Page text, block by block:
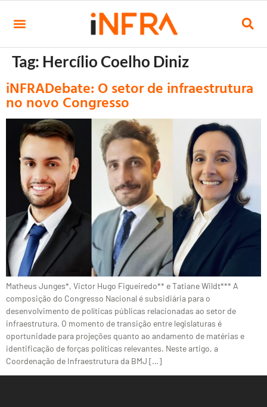
Tag: Hercílio Coelho Diniz
iNFRADebate: O setor de infraestrutura
no novo Congresso
Matheus Junges*, Victor Hugo Figueiredo** e Tatiane Wildt*** A
composição do Congresso Nacional é subsidiária para o
desenvolvimento de políticas públicas relacionadas ao setor de
infraestrutura. O momento de transição entre legislaturas é
oportunidade para projeções quanto ao andamento de matérias e
identificação de forças políticas relevantes. Neste artigo, a
Coordenação de Infraestrutura da BMJ […]